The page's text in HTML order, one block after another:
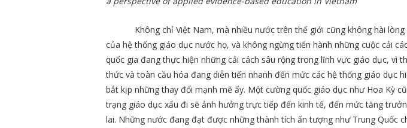
Không chỉ Việt Nam, mà nhiều nước trên thế giới cũng không hài
của hệ thống giáo dục nước họ, và không ngừng tiến hành những cuộc cải
quốc gia đang thực hiện những cải cách sâu rộng trong lĩnh vực giáo dục, vì
thức và toàn cầu hóa đang diễn tiến nhanh đến mức các hệ thống giáo dục
bắt kịp những thay đổi mạnh mẽ ấy. Một cường quốc giáo dục như Hoa Kỳ
trạng giáo dục xấu đi sẽ ảnh hưởng trực tiếp đến kinh tế, đến mức tăng
lai. Những nước đang đạt được những thành tích ấn tượng như Trung Quốc